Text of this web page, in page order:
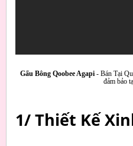
Gấu Bông Qoobee Agapi - Bán Tại
đảm bảo
1/ Thiết Kế